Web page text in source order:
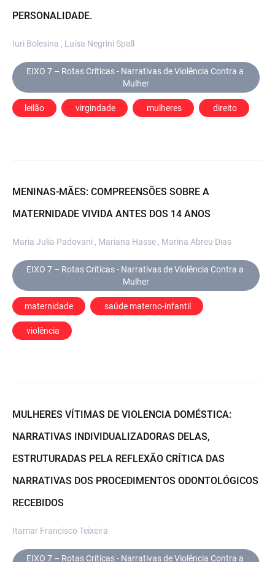
PERSONALIDADE.
Iuri Bolesina , Luísa Negrini Spall
EIXO 7 – Rotas Críticas - Narrativas de Violência Contra a
Mulher
leilão virgindade mulheres direito
MENINAS-MÃES: COMPREENSÕES SOBRE A
MATERNIDADE VIVIDA ANTES DOS 14 ANOS
Maria Julia Padovani , Mariana Hasse , Marina Abreu Dias
EIXO 7 – Rotas Críticas - Narrativas de Violência Contra a
Mulher
maternidade saúde materno-infantil
violência
MULHERES VÍTIMAS DE VIOLÊNCIA DOMÉSTICA:
NARRATIVAS INDIVIDUALIZADORAS DELAS,
ESTRUTURADAS PELA REFLEXÃO CRÍTICA DAS
NARRATIVAS DOS PROCEDIMENTOS ODONTOLÓGICOS
RECEBIDOS
Itamar Francisco Teixeira
EIXO 7 – Rotas Críticas - Narrativas de Violência Contra a